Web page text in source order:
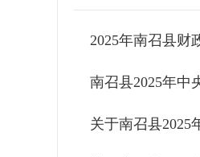
2025年南召县财
南召县2025年中
关于南召县2025